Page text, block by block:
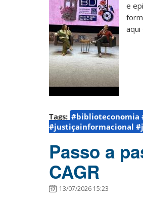
e
Tags: #biblioteconomia
#justiçainformacional
Passo a
CAGR
13/07/2026 15:23